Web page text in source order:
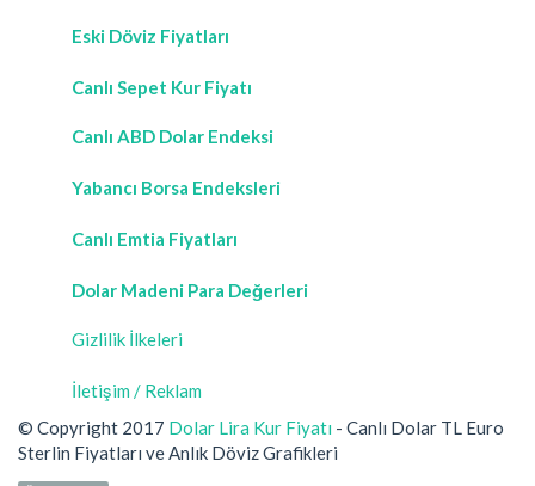
Eski Döviz Fiyatları
Canlı Sepet Kur Fiyatı
Canlı ABD Dolar Endeksi
Yabancı Borsa Endeksleri
Canlı Emtia Fiyatları
Dolar Madeni Para Değerleri
Gizlilik İlkeleri
İletişim / Reklam
© Copyright 2017 Dolar Lira Kur Fiyatı - Canlı Dolar TL Euro
Sterlin Fiyatları ve Anlık Döviz Grafikleri